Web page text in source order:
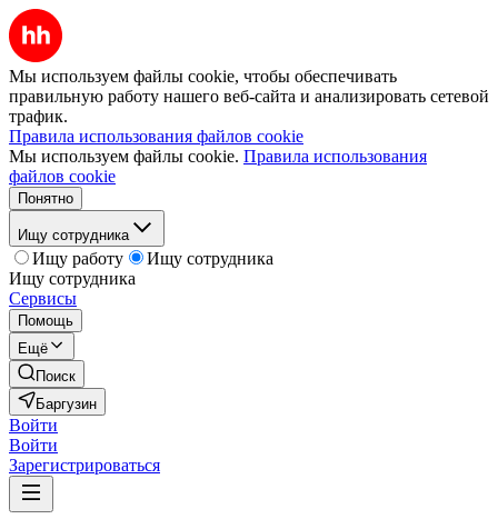
Мы используем файлы cookie, чтобы обеспечивать
правильную работу нашего веб-сайта и анализировать сетевой
трафик.
Правила использования файлов cookie
Мы используем файлы cookie. Правила использования
файлов cookie
Понятно
Ищу сотрудника
Ищу работу
Ищу сотрудника
Ищу сотрудника
Сервисы
Помощь
Ещё
Поиск
Баргузин
Войти
Войти
Зарегистрироваться